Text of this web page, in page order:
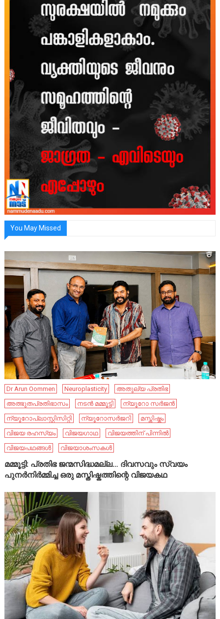
You May Missed
Dr Arun Oommen Neuroplasticity
അതുല്യ പ്രതിഭ
അത്ഭുതപ്രതിഭാസം
നടൻ മമ്മൂട്ടി
ന്യൂറോ സർജൻ
ന്യൂറോപ്ലാസ്റ്റിസിറ്റി
ന്യൂറോസർജറി
മസ്തിഷ്കം
വിജയ രഹസ്യം
വിജയഗാഥ
വിജയത്തിന് പിന്നിൽ
വിജയപഥങ്ങൾ
വിജയാശംസകൾ
മമ്മൂട്ടി: പ്രതിഭ ജന്മസിദ്ധമല്ല… ദിവസവും സ്വയം
പുനർനിർമ്മിച്ച ഒരു മസ്തിഷ്കത്തിന്റെ വിജയകഥ